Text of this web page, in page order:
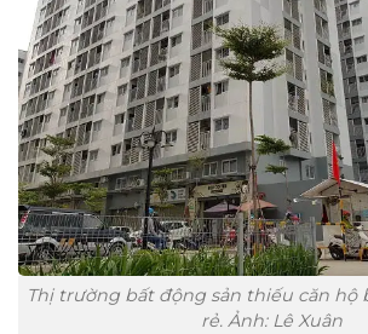
Thị trường bất động sản thiếu căn hộ
rẻ. Ảnh: Lê Xuân